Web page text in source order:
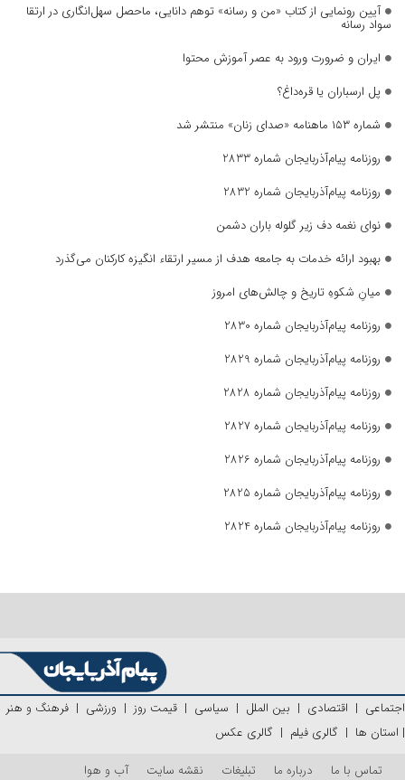
آیین رونمایی از کتاب «من و رسانه» توهم دانایی، ماحصل سهل‌انگاری در ارتقا
سواد رسانه
ایران و ضرورت ورود به عصر آموزش محتوا
پل ارسباران یا قره‌داغ؟
شماره ۱۵۳ ماهنامه «صدای زنان» منتشر شد
روزنامه پیام‌آذربایجان شماره 2833
روزنامه پیام‌آذربایجان شماره 2832
نوای نغمه دف زیر گلوله باران دشمن
بهبود ارائه خدمات به جامعه هدف از مسیر ارتقاء انگیزه کارکنان می‌گذرد
میانِ شکوهِ تاریخ و چالش‌های امروز
روزنامه پیام‌آذربایجان شماره 2830
روزنامه پیام‌آذربایجان شماره 2829
روزنامه پیام‌آذربایجان شماره 2828
روزنامه پیام‌آذربایجان شماره 2827
روزنامه پیام‌آذربایجان شماره 2826
روزنامه پیام‌آذربایجان شماره 2825
روزنامه پیام‌آذربایجان شماره 2824
اجتماعی | اقتصادی | بین الملل | سیاسی | قیمت روز | ورزشی | فرهنگ و هنر
| استان ها | گالری فیلم | گالری عکس
تماس با ما
درباره ما تبلیغات نقشه سایت آب و هوا